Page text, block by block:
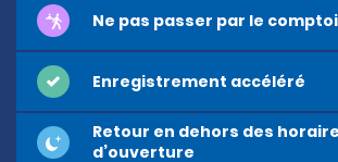
Ne pas passer par le
Enregistrement accéléré
Retour en dehors des
d’ouverture